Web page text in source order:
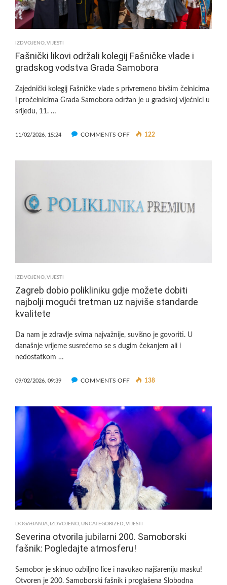
SPREMAJU
SPEKTAKL
IZDVOJENO, VIJESTI
Fašnički likovi održali kolegij Fašničke vlade i
gradskog vodstva Grada Samobora
Zajednički kolegij Fašničke vlade s privremeno bivšim čelnicima
i pročelnicima Grada Samobora održan je u gradskoj vijećnici u
srijedu, 11. …
11/02/2026, 15:24 COMMENTS OFFON
I
122
IZDVOJENO, VIJESTI
Zagreb dobio polikliniku gdje možete dobiti
najbolji mogući tretman uz najviše standarde
kvalitete
Da nam je zdravlje svima najvažnije, suvišno je govoriti. U
današnje vrijeme susrećemo se s dugim čekanjem ali i
nedostatkom …
09/02/2026, 09:39 COMMENTS OFFON
POLIKLINIKU
NAJBOLJI
MOGUĆI
TRETMAN
UZ
NAJVIŠE
STANDARDE
138
DOGAĐANJA IZDVOJENO UNCATEGORIZED VIJESTI
Severina otvorila jubilarni 200. Samoborski
fašnik: Pogledajte atmosferu!
Samobor je skinuo ozbiljno lice i navukao najšareniju masku!
Otvoren je 200. Samoborski fašnik i proglašena Slobodna